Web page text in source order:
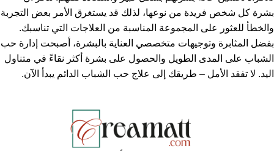
بشرة كل شخص فريدة من نوعها، لذلك قد يستغرق الأمر بعض التجربة
والخطأ للعثور على المجموعة المناسبة من العلاجات التي تناسبك.
بفضل المثابرة وتوجيهات متخصصي العناية بالبشرة، أصبحت إدارة حب
الشباب على المدى الطويل والحصول على بشرة أكثر نقاءً في متناول
اليد. لا تفقد الأمل – طريقك إلى علاج حب الشباب الدائم يبدأ الآن.